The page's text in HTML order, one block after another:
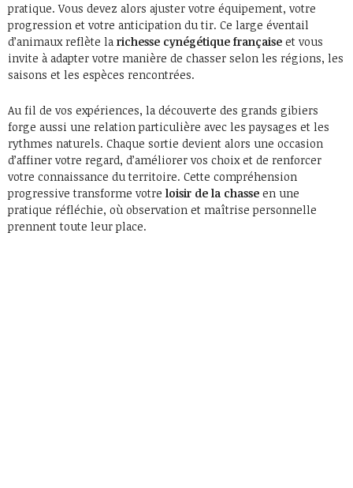
pratique. Vous devez alors ajuster votre équipement, votre
progression et votre anticipation du tir. Ce large éventail
d’animaux reflète la richesse cynégétique française et vous
invite à adapter votre manière de chasser selon les régions, les
saisons et les espèces rencontrées.
Au fil de vos expériences, la découverte des grands gibiers
forge aussi une relation particulière avec les paysages et les
rythmes naturels. Chaque sortie devient alors une occasion
d’affiner votre regard, d’améliorer vos choix et de renforcer
votre connaissance du territoire. Cette compréhension
progressive transforme votre loisir de la chasse en une
pratique réfléchie, où observation et maîtrise personnelle
prennent toute leur place.